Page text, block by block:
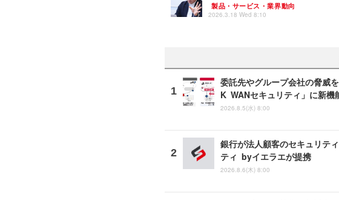
製品・サービス・業界動向
2026.3.18 Wed 8:10
委託先やグループ会社の脅威
K WANセキュリティ」に新機
2026.8.5(水) 8:00
銀行が法人顧客のセキュリテ
ティ byイエラエが提携
2026.8.6(木) 8:00